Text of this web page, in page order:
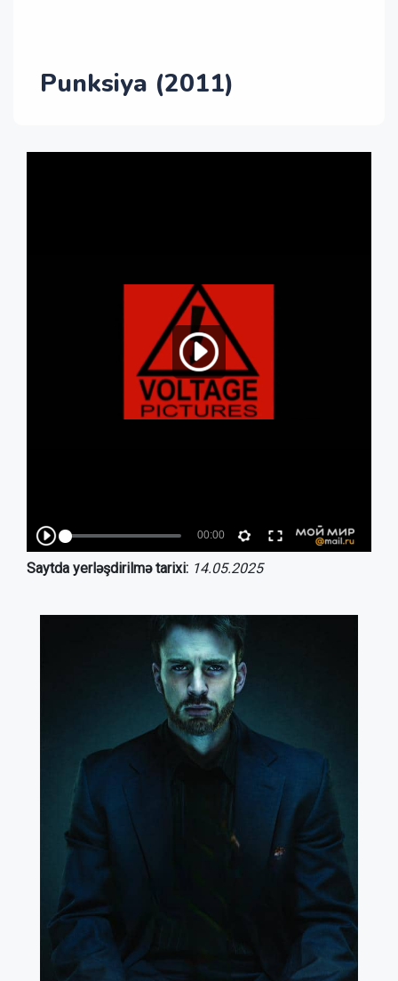
Punksiya (2011)
Saytda yerləşdirilmə tarixi: 14.05.2025